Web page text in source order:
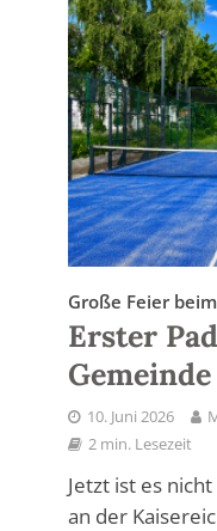
Große Feier beim
Erster
10. Juni 2026
2 min. Lesezeit
Jetzt ist es
an der